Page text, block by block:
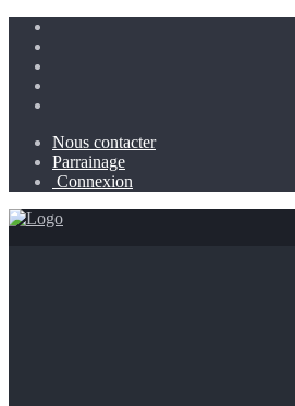
Nous contacter
Parrainage
Connexion